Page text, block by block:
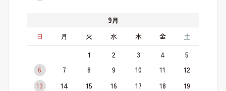
9月
日
月 火 水 木 金 土
1 2 3 4
5
6
7 8 9 10 11
12
13
14 15 16 17 18
19